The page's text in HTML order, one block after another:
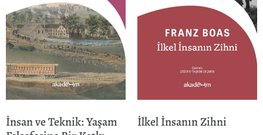
İnsan ve Teknik: Yaşam
İlkel İnsanın Zihni